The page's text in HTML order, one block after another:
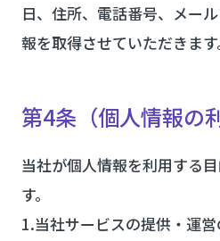
日、住所、電話番号、メー
報を取得させていただきます
第4条（個人情報の
当社が個人情報を利用する
す。
1.当社サービスの提供・運